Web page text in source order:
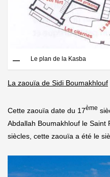
Le plan de la Kasba
La zaouïa de Sidi Boumakhlouf
Cette zaouïa date du 17ème
Abdallah Boumakhlouf le Saint
siècles, cette zaouïa a été le